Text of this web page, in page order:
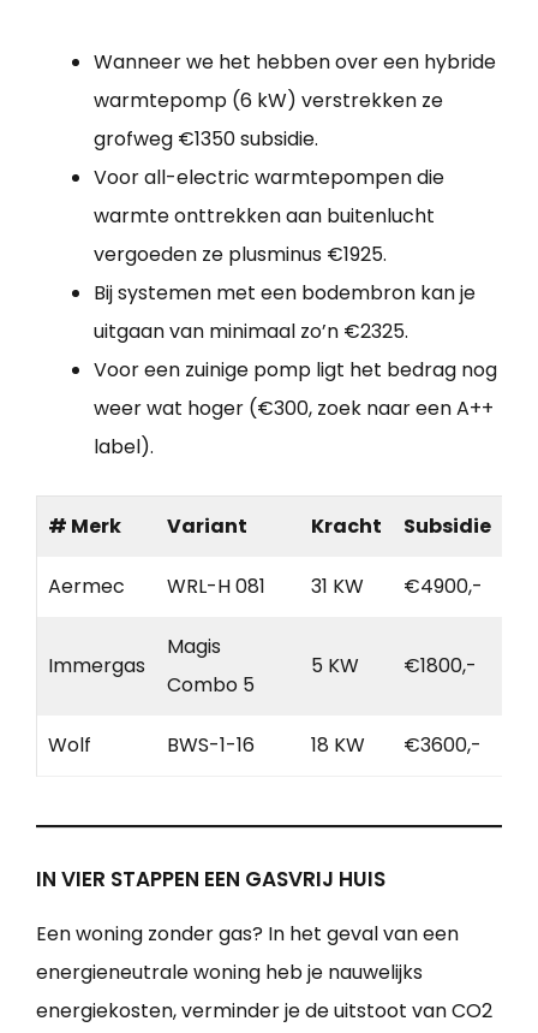
Wanneer we het hebben over een hybride
warmtepomp (6 kW) verstrekken ze
grofweg €1350 subsidie.
Voor all-electric warmtepompen die
warmte onttrekken aan buitenlucht
vergoeden ze plusminus €1925.
Bij systemen met een bodembron kan je
uitgaan van minimaal zo’n €2325.
Voor een zuinige pomp ligt het bedrag nog
weer wat hoger (€300, zoek naar een A++
label).
# Merk Variant Kracht Subsidie
Aermec WRL-H 081 31 KW €4900,-
Immergas
Magis
Combo 5
5 KW €1800,-
Wolf BWS-1-16 18 KW €3600,-
IN VIER STAPPEN EEN GASVRIJ HUIS
Een woning zonder gas? In het geval van een
energieneutrale woning heb je nauwelijks
energiekosten, verminder je de uitstoot van CO2